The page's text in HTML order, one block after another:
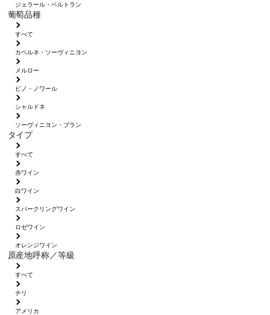
ジェラール・ベルトラン
葡萄品種
すべて
カベルネ・ソーヴィニヨン
メルロー
ピノ・ノワール
シャルドネ
ソーヴィニヨン・ブラン
タイプ
すべて
赤ワイン
白ワイン
スパークリングワイン
ロゼワイン
オレンジワイン
原産地呼称／等級
すべて
チリ
アメリカ